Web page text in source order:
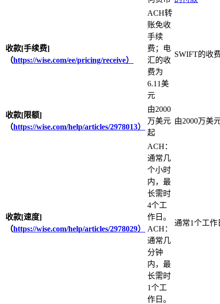
收款[手续费]
（https://wise.com/ee/pricing/receive）
ACH转
账免收
手续
费；电
汇的收
费为
6.11美
元
SWIFT的收
收款[限额]
（https://wise.com/help/articles/2978013）
由2000
万美元
起
由2000万美
收款[速度]
（https://wise.com/help/articles/2978029）
ACH：
通常几
个小时
内，最
长需时
4个工
作日。
ACH：
通常几
分钟
内，最
长需时
1个工
作日。
通常1个工作